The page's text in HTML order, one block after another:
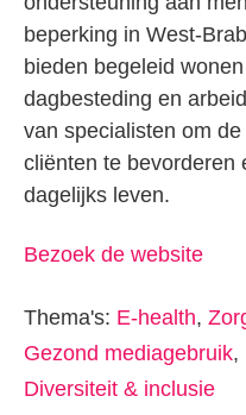
beperking in West-
bieden begeleid
dagbesteding en
van specialisten om
cliënten te bevorderen
dagelijks leven.
Bezoek de website
Thema's: E-health,
Gezond mediagebruik,
Diversiteit & inclusie